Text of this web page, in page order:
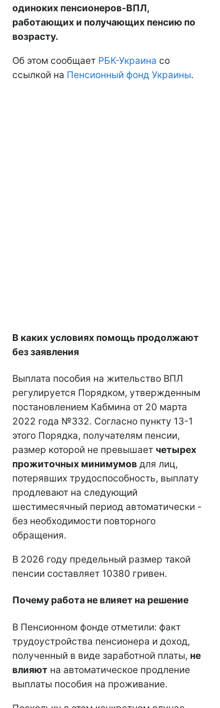
одиноких пенсионеров-ВПЛ,
работающих и получающих пенсию по
возрасту.
Об этом сообщает РБК-Украина со
ссылкой на Пенсионный фонд Украины.
В каких условиях помощь продолжают
без заявления
Выплата пособия на жительство ВПЛ
регулируется Порядком, утвержденным
постановлением Кабмина от 20 марта
2022 года №332. Согласно пункту 13-1
этого Порядка, получателям пенсии,
размер которой не превышает четырех
прожиточных минимумов для лиц,
потерявших трудоспособность, выплату
продлевают на следующий
шестимесячный период автоматически -
без необходимости повторного
обращения.
В 2026 году предельный размер такой
пенсии составляет 10380 гривен.
Почему работа не влияет на решение
В Пенсионном фонде отметили: факт
трудоустройства пенсионера и доход,
полученный в виде заработной платы, не
влияют на автоматическое продление
выплаты пособия на проживание.